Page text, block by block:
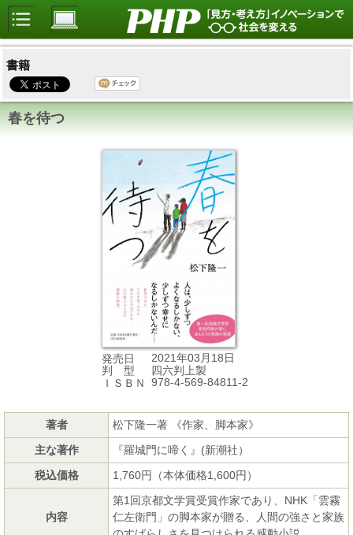
書籍
春を待つ
発売日
2021年03月18日
判 型
四六判上製
ＩＳＢＮ
978-4-569-84811-2
著者
松下隆一著 《作家、脚本家》
主な著作
『羅城門に啼く』(新潮社）
税込価格
1,760円（本体価格1,600円）
内容
第1回京都文学賞受賞作家であり、NHK「雲霧
仁左衛門」の脚本家が贈る、人間の強さと家族